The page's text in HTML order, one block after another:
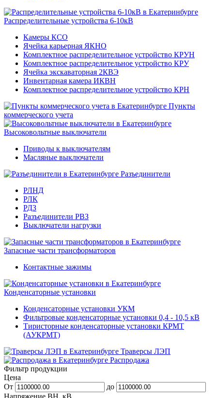
Распределительные устройства 6-10кВ
Камеры КСО
Ячейка карьерная ЯКНО
Комплектное распределительное устройство КРУН
Комплектное распределительное устройство КРУ
Ячейка экскаваторная 2КВЭ
Инвентарная камера ИКВН
Комплектное распределительное устройство КРН
Пункты
коммерческого учета
Высоковольтные выключатели
Приводы к выключателям
Масляные выключатели
Разъединители
РЛНД
РЛК
РДЗ
Разъединители РВЗ
Выключатели нагрузки
Запасные части трансформаторов
Контактные зажимы
Конденсаторные установки
Конденсаторные установки УКМ
Фильтровые конденсаторные установки 0,4 - 10,5 кВ
Тиристорные конденсаторные установки КРМТ
(АУКРМТ)
Траверсы ЛЭП
Распродажа
Фильтр продукции
Цена
От
до
Напряжение ВН, кВ